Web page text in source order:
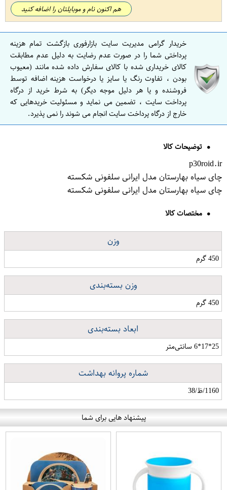
هم اکنون نام و موبایلتان را اضافه کنید
خریدار گرامی مدیریت سایت بازارفوری بازگشت تمام هزینه
پرداختی شما را در صورت عدم رضایت به دلیل عدم مطابقت
کالای خریداری شده با کالای سفارش داده شده مانند (معیوب
بودن ، تفاوت رنگ یا سایز یا درخواست هزینه اضافه توسط
فروشنده و یا هر دلیل موجه دیگر) به شرط خرید از درگاه
پرداخت سایت ، تضمین می نماید و مسئولیت خریدهایی که
خارج از درگاه پرداخت سایت انجام می شوند را نمی پذیرد.
توضیحات کالا
p30roid.ir
چای سیاه بهارستان مدل ایرانی سلفونی شکسته
چای سیاه بهارستان مدل ایرانی سلفونی شکسته
مختصات کالا
وزن
450 گرم
وزن بسته‌بندی
450 گرم
ابعاد بسته‌بندی
25*17*6 سانتی‌متر
شماره پروانه بهداشت
1160/ظ/38
پیشنهاد هایی برای شما